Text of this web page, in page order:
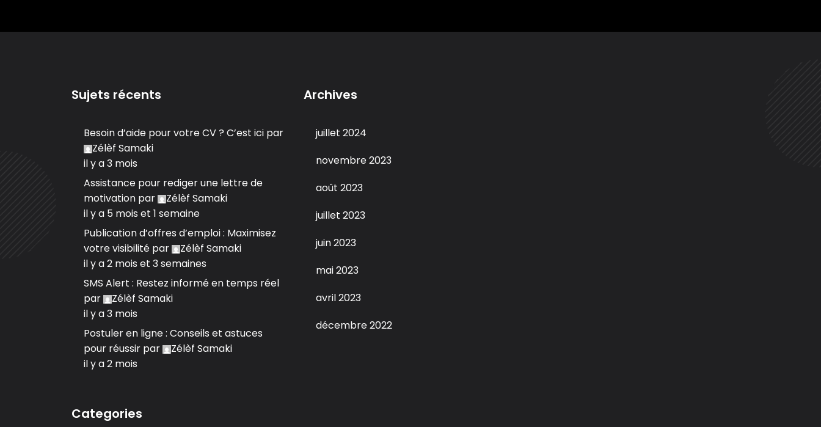
Sujets récents
Besoin d’aide pour votre CV ? C’est ici par
Zélèf Samaki
il y a 3 mois
Assistance pour rediger une lettre de
motivation par
Zélèf Samaki
il y a 5 mois et 1 semaine
Publication d’offres d’emploi : Maximisez
votre visibilité par
Zélèf Samaki
il y a 2 mois et 3 semaines
SMS Alert : Restez informé en temps réel
par
Zélèf Samaki
il y a 3 mois
Postuler en ligne : Conseils et astuces
pour réussir par
Zélèf Samaki
il y a 2 mois
Categories
Archives
juillet 2024
novembre 2023
août 2023
juillet 2023
juin 2023
mai 2023
avril 2023
décembre 2022